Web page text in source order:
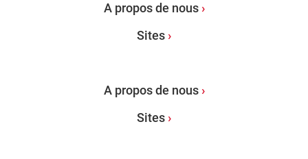
A propos de nous
Sites
A propos de nous
Sites